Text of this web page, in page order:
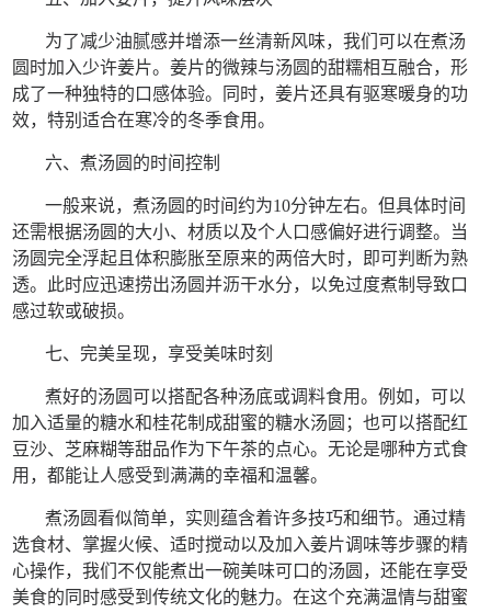
为了减少油腻感并增添一丝清新风味，我们可以在煮汤
圆时加入少许姜片。姜片的微辣与汤圆的甜糯相互融合，形
成了一种独特的口感体验。同时，姜片还具有驱寒暖身的功
效，特别适合在寒冷的冬季食用。
六、煮汤圆的时间控制
一般来说，煮汤圆的时间约为10分钟左右。但具体时间
还需根据汤圆的大小、材质以及个人口感偏好进行调整。当
汤圆完全浮起且体积膨胀至原来的两倍大时，即可判断为熟
透。此时应迅速捞出汤圆并沥干水分，以免过度煮制导致口
感过软或破损。
七、完美呈现，享受美味时刻
煮好的汤圆可以搭配各种汤底或调料食用。例如，可以
加入适量的糖水和桂花制成甜蜜的糖水汤圆；也可以搭配红
豆沙、芝麻糊等甜品作为下午茶的点心。无论是哪种方式食
用，都能让人感受到满满的幸福和温馨。
煮汤圆看似简单，实则蕴含着许多技巧和细节。通过精
选食材、掌握火候、适时搅动以及加入姜片调味等步骤的精
心操作，我们不仅能煮出一碗美味可口的汤圆，还能在享受
美食的同时感受到传统文化的魅力。在这个充满温情与甜蜜